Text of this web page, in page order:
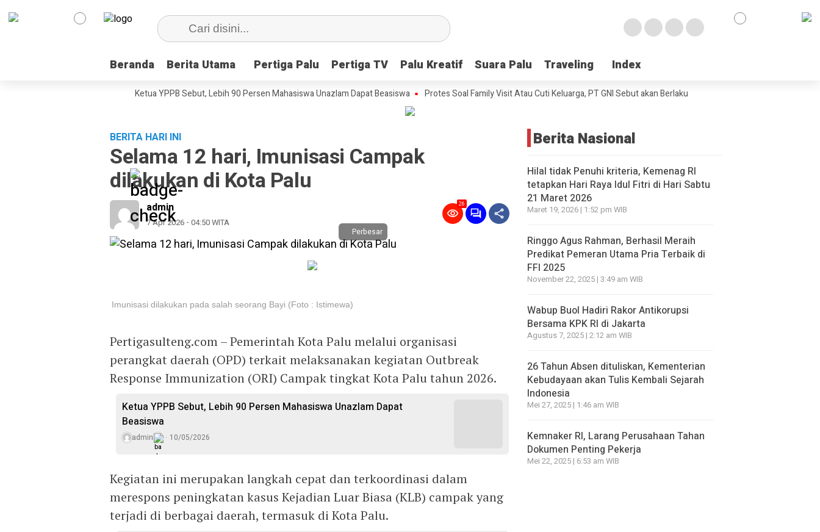
Beranda Berita Utama Pertiga Palu Pertiga TV Palu Kreatif Suara Palu Traveling Index
Beranda Berita Utama Pertiga Palu Pertiga TV Palu Kreatif Suara Palu Traveling Index
Ketua YPPB Sebut, Lebih 90 Persen Mahasiswa Unazlam Dapat Beasiswa Protes Soal Family Visit Atau Cuti Keluarga, PT GNI Sebut akan Berlaku Januari 2027
BERITA HARI INI
Selama 12 hari, Imunisasi Campak
dilakukan di Kota Palu
admin
7 Apr 2026 - 04:50 WITA
26
Perbesar
Imunisasi dilakukan pada salah seorang Bayi (Foto : Istimewa)
Pertigasulteng.com – Pemerintah Kota Palu melalui organisasi
perangkat daerah (OPD) terkait melaksanakan kegiatan Outbreak
Response Immunization (ORI) Campak tingkat Kota Palu tahun 2026.
Ketua YPPB Sebut, Lebih 90 Persen Mahasiswa Unazlam Dapat
Beasiswa
admin 10/05/2026
Kegiatan ini merupakan langkah cepat dan terkoordinasi dalam
merespons peningkatan kasus Kejadian Luar Biasa (KLB) campak yang
terjadi di berbagai daerah, termasuk di Kota Palu.
Berita Nasional
Hilal tidak Penuhi kriteria, Kemenag RI
tetapkan Hari Raya Idul Fitri di Hari Sabtu
21 Maret 2026
Maret 19, 2026 | 1:52 pm WIB
Ringgo Agus Rahman, Berhasil Meraih
Predikat Pemeran Utama Pria Terbaik di
FFI 2025
November 22, 2025 | 3:49 am WIB
Wabup Buol Hadiri Rakor Antikorupsi
Bersama KPK RI di Jakarta
Agustus 7, 2025 | 2:12 am WIB
26 Tahun Absen dituliskan, Kementerian
Kebudayaan akan Tulis Kembali Sejarah
Indonesia
Mei 27, 2025 | 1:46 am WIB
Kemnaker RI, Larang Perusahaan Tahan
Dokumen Penting Pekerja
Mei 22, 2025 | 6:53 am WIB